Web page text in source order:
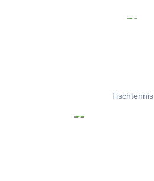
Tischtennis